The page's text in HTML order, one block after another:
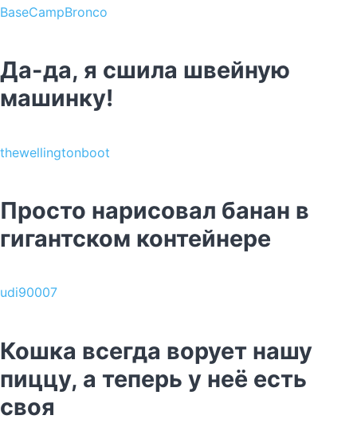
BaseCampBronco
Да-да, я сшила швейную
машинку!
thewellingtonboot
Просто нарисовал банан в
гигантском контейнере
udi90007
Кошка всегда ворует нашу
пиццу, а теперь у неё есть
своя